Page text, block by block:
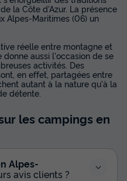
la Côte d'Azur. La présence
Alpes-Maritimes (06) un
réelle entre montagne et
aussi l'occasion de se
activités. Des
en effet, partagées entre
autant à la nature qu'à la
détente.
les campings en
Alpes-
avis clients ?